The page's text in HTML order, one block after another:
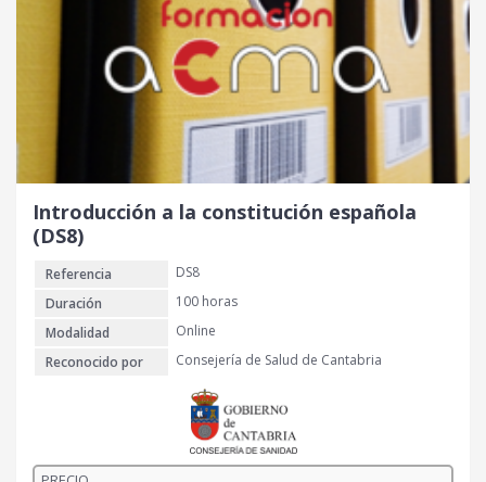
g
i
e
r
.
c
u
a
:
3
€
Introducción a la constitución española
(DS8)
Referencia
DS8
Duración
100 horas
Modalidad
Online
Reconocido por
Consejería de Salud de Cantabria